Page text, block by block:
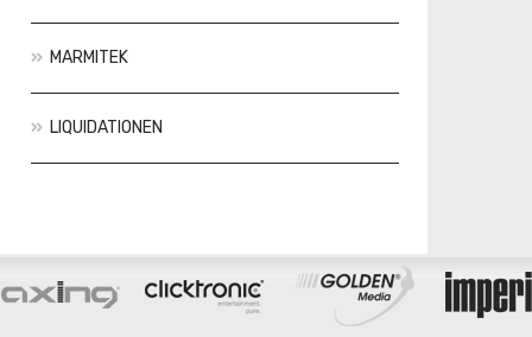
MARMITEK
LIQUIDATIONEN